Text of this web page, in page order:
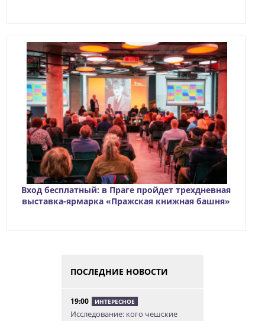
Вход бесплатный: в Праге пройдет трехдневная
выставка-ярмарка «Пражская книжная башня»
ПОСЛЕДНИЕ НОВОСТИ
19:00 ИНТЕРЕСНОЕ
Исследование: кого чешские